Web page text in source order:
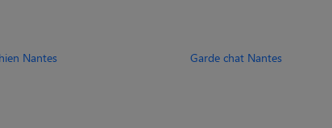
Nantes Garde chat Nantes